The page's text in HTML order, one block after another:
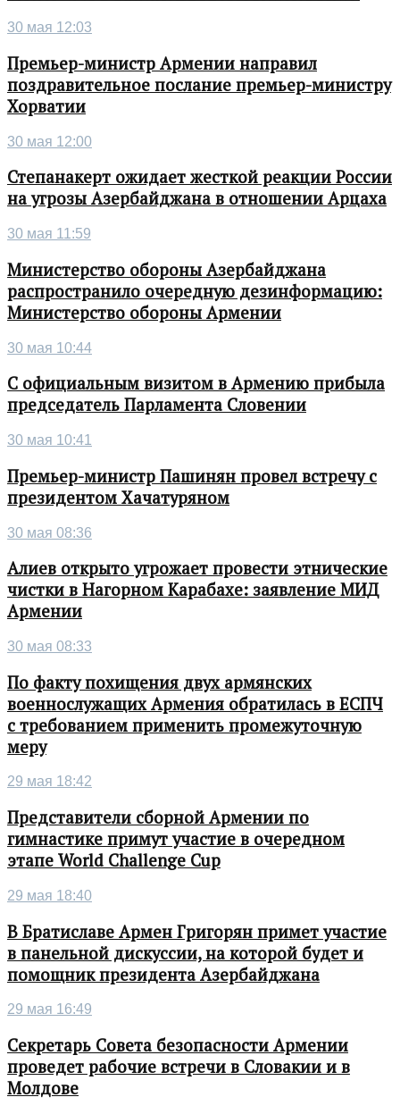
30 мая 12:03
Премьер-министр Армении направил
поздравительное послание премьер-министру
Хорватии
30 мая 12:00
Степанакерт ожидает жесткой реакции России
на угрозы Азербайджана в отношении Арцаха
30 мая 11:59
Министерство обороны Азербайджана
распространило очередную дезинформацию:
Министерство обороны Армении
30 мая 10:44
С официальным визитом в Армению прибыла
председатель Парламента Словении
30 мая 10:41
Премьер-министр Пашинян провел встречу с
президентом Хачатуряном
30 мая 08:36
Алиев открыто угрожает провести этнические
чистки в Нагорном Карабахе: заявление МИД
Армении
30 мая 08:33
По факту похищения двух армянских
военнослужащих Армения обратилась в ЕСПЧ
с требованием применить промежуточную
меру
29 мая 18:42
Представители сборной Армении по
гимнастике примут участие в очередном
этапе World Challenge Cup
29 мая 18:40
В Братиславе Армен Григорян примет участие
в панельной дискуссии, на которой будет и
помощник президента Азербайджана
29 мая 16:49
Секретарь Совета безопасности Армении
проведет рабочие встречи в Словакии и в
Молдове